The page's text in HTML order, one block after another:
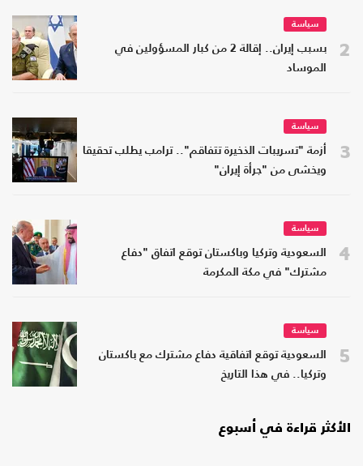
2
سياسة
بسبب إيران.. إقالة 2 من كبار المسؤولين في
الموساد
3
سياسة
أزمة "تسريبات الذخيرة تتفاقم".. ترامب يطلب تحقيقا
ويخشى من "جرأة إيران"
4
سياسة
السعودية وتركيا وباكستان توقع اتفاق "دفاع
مشترك" في مكة المكرمة
5
سياسة
السعودية توقع اتفاقية دفاع مشترك مع باكستان
وتركيا.. في هذا التاريخ
الأكثر قراءة في أسبوع